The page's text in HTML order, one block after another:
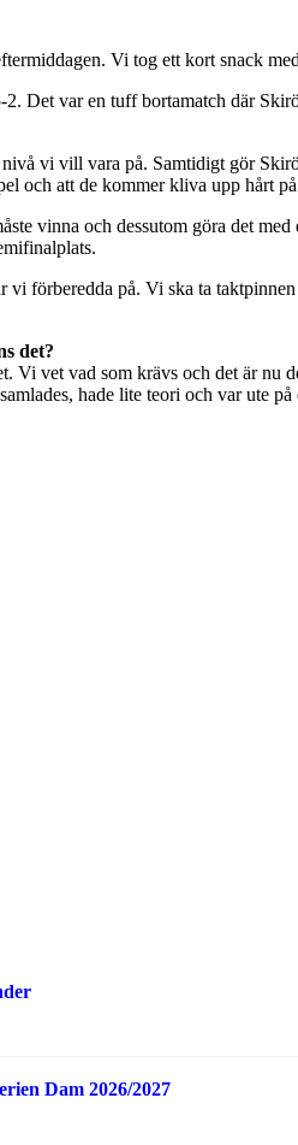
Vi tog ett kort snack
Det var en tuff bortamatch där
vi vill vara på. Samtidigt gör
och att de kommer kliva upp hårt
vinna och dessutom göra det
förberedda på. Vi ska ta
det?
vet vad som krävs och det är nu
hade lite teori och var ute
Dam 2026/2027